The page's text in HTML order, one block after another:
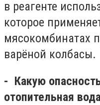
в реагенте
которое
мясокомбинатах
варёной колбасы.
- Какую
отопительная